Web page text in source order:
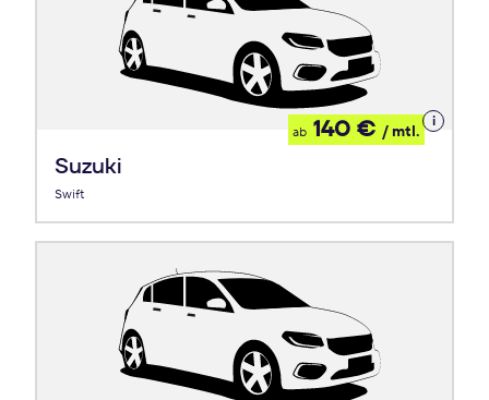
Suzuki
Swift
ab 140 € / mtl.
Details
zum